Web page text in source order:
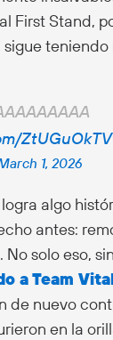
First Stand,
sigue
1, 2026
algo
antes:
solo eso,
a Team
de nuevo
en la